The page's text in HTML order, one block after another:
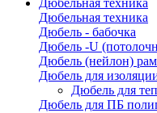
Дюбельная техника
Дюбельная техника
Дюбель - бабочка
Дюбель -U
Дюбель (нейлон)
Дюбель для
Дюбель для
Дюбель для ПБ